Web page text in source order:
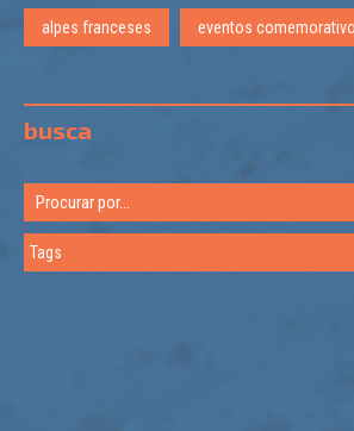
alpes franceses eventos
busca